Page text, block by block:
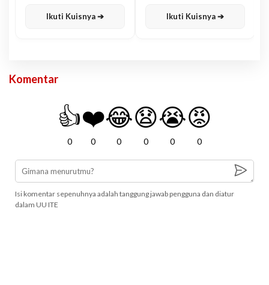
Ikuti Kuisnya ➔ Ikuti Kuisnya ➔
Komentar
👍
0
❤️
0
😂
0
😧
0
😭
0
😡
0
Isi komentar sepenuhnya adalah tanggung jawab pengguna dan diatur
dalam UU ITE